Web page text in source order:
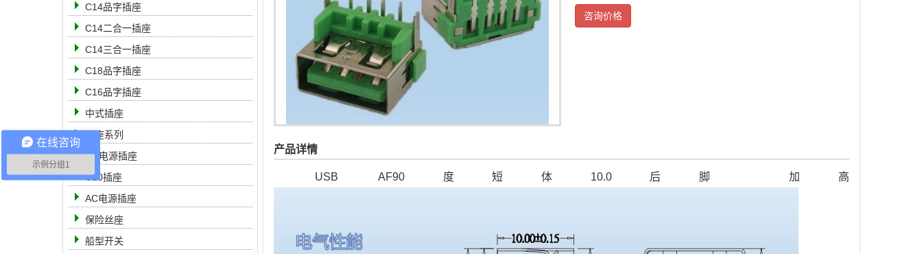
C14品字插座
C14二合一插座
C14三合一插座
C18品字插座
C16品字插座
中式插座
母座系列
DC电源插座
C20插座
AC电源插座
保险丝座
船型开关
咨询价格
产品详情
USB AF90度短体10.0后脚 加高
在线咨询
示例分组1